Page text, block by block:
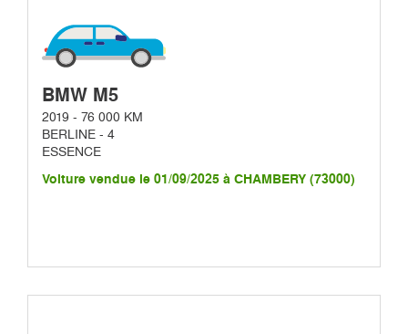
BMW M5
2019 - 76 000 KM
BERLINE - 4
ESSENCE
Voiture vendue le 01/09/2025 à CHAMBERY (73000)